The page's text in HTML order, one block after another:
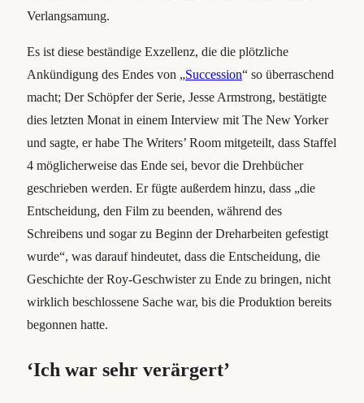
Verlangsamung.
Es ist diese beständige Exzellenz, die die plötzliche
Ankündigung des Endes von „Succession“ so überraschend
macht; Der Schöpfer der Serie, Jesse Armstrong, bestätigte
dies letzten Monat in einem Interview mit The New Yorker
und sagte, er habe The Writers’ Room mitgeteilt, dass Staffel
4 möglicherweise das Ende sei, bevor die Drehbücher
geschrieben werden. Er fügte außerdem hinzu, dass „die
Entscheidung, den Film zu beenden, während des
Schreibens und sogar zu Beginn der Dreharbeiten gefestigt
wurde“, was darauf hindeutet, dass die Entscheidung, die
Geschichte der Roy-Geschwister zu Ende zu bringen, nicht
wirklich beschlossene Sache war, bis die Produktion bereits
begonnen hatte.
‘Ich war sehr verärgert’